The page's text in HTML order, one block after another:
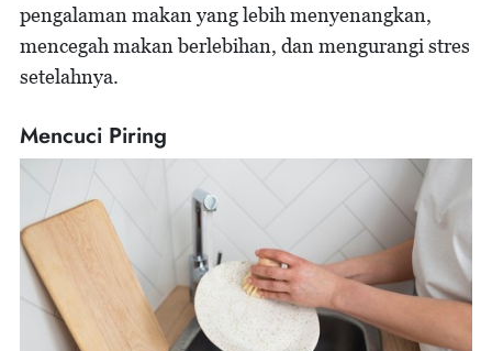
pengalaman makan yang lebih menyenangkan,
mencegah makan berlebihan, dan mengurangi stres
setelahnya.
Mencuci Piring